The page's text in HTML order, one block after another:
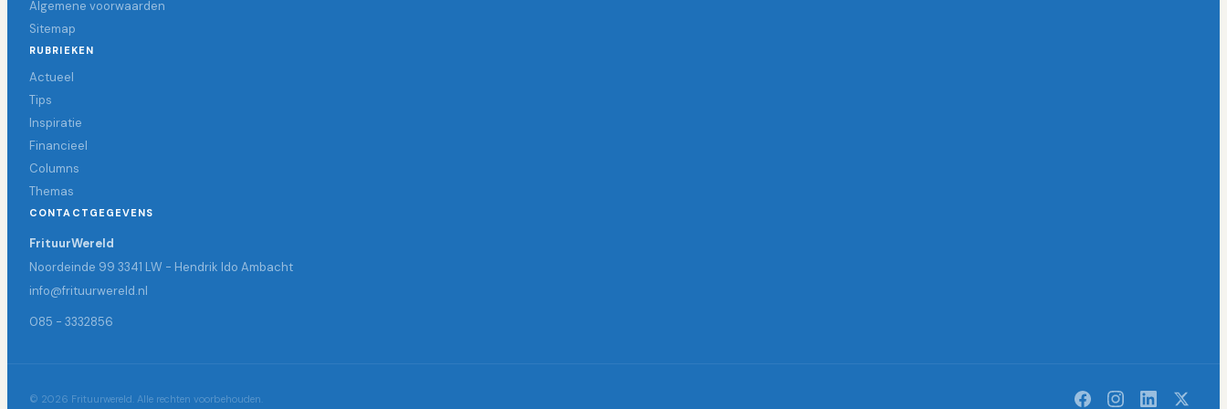
Algemene voorwaarden
Sitemap
RUBRIEKEN
Actueel
Tips
Inspiratie
Financieel
Columns
Themas
CONTACTGEGEVENS
FrituurWereld
Noordeinde 99 3341 LW - Hendrik Ido Ambacht
info@frituurwereld.nl
085 - 3332856
© 2026 Frituurwereld. Alle rechten voorbehouden.